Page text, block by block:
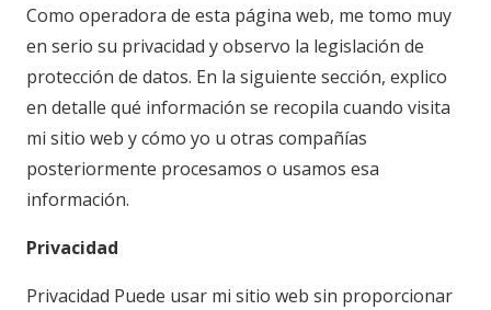
Como operadora de esta página web, me tomo muy
en serio su privacidad y observo la legislación de
protección de datos. En la siguiente sección, explico
en detalle qué información se recopila cuando visita
mi sitio web y cómo yo u otras compañías
posteriormente procesamos o usamos esa
información.
Privacidad
Privacidad Puede usar mi sitio web sin proporcionar